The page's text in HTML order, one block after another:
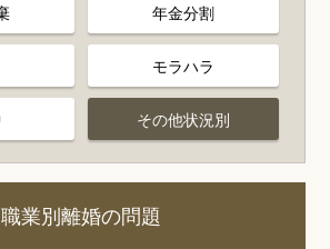
年金分割
モラハラ
その他状況別
職業別離婚の問題